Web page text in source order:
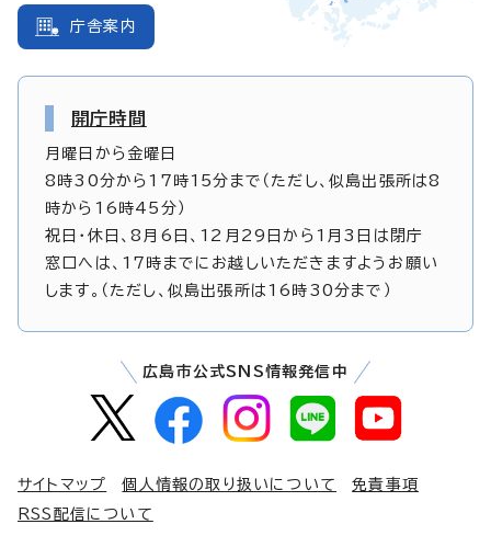
庁舎案内
開庁時間
月曜日から金曜日
8時30分から17時15分まで（ただし、似島出張所は8
時から16時45分）
祝日・休日、8月6日、12月29日から1月3日は閉庁
窓口へは、17時までにお越しいただきますようお願い
します。（ただし、似島出張所は16時30分まで）
広島市公式SNS情報発信中
サイトマップ 個人情報の取り扱いについて
免責事項
RSS配信について